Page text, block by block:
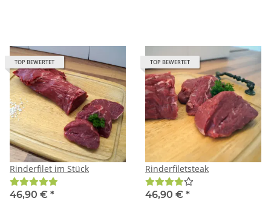
TOP BEWERTET
Rinderfilet im Stück
46,90 € *
TOP BEWERTET
Rinderfiletsteak
46,90 € *